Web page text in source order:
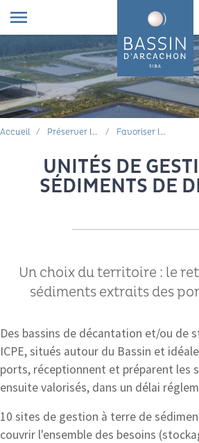
menu
FIL D'ARIANE
Accueil Préserver le cadre de vie Favoriser la navigabilité
UNITÉS DE
SÉDIMENTS DE
Un choix du territoire : le
sédiments extraits des
Des bassins de décantation et/ou de
ICPE, situés autour du Bassin et
ports, réceptionnent et préparent les
ensuite valorisés, dans un délai
10 sites de gestion à terre de
couvrir l'ensemble des besoins